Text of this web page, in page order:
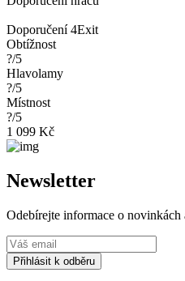
Doporučení 4Exit
Obtížnost
?/5
Hlavolamy
?/5
Místnost
?/5
1 099 Kč
Newsletter
Odebírejte informace o novinkách
Přihlásit k odběru